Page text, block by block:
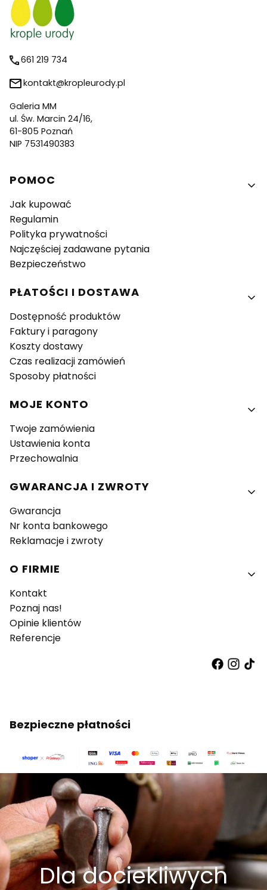
661 219 734
kontakt@kropleurody.pl
Galeria MM
ul. Św. Marcin 24/16,
61-805 Poznań
NIP 7531490383
Linki w stopce
POMOC
Jak kupować
Regulamin
Polityka prywatności
Najczęściej zadawane pytania
Bezpieczeństwo
PŁATOŚCI I DOSTAWA
Dostępność produktów
Faktury i paragony
Koszty dostawy
Czas realizacji zamówień
Sposoby płatności
MOJE KONTO
Twoje zamówienia
Ustawienia konta
Przechowalnia
GWARANCJA I ZWROTY
Gwarancja
Nr konta bankowego
Reklamacje i zwroty
O FIRMIE
Kontakt
Poznaj nas!
Opinie klientów
Referencje
Bezpieczne płatności
Dla dociekliwych